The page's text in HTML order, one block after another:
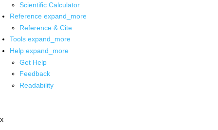
Scientific Calculator
Reference expand_more
Reference & Cite
Tools expand_more
Help expand_more
Get Help
Feedback
Readability
x